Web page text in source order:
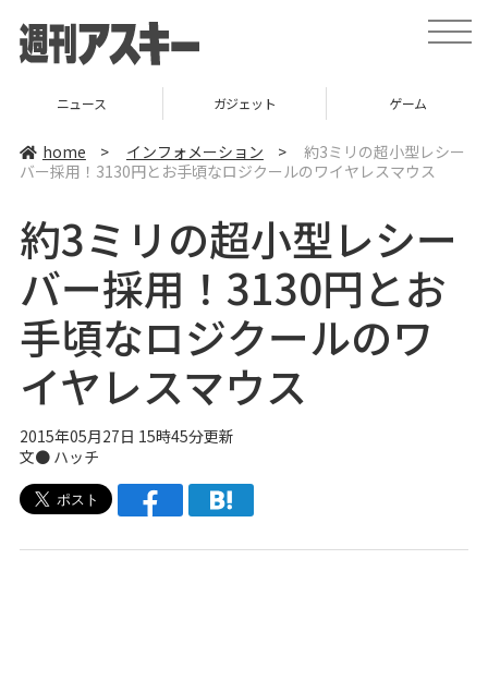
t
o
v
i
ニュース ガジェット ゲーム
home > インフォメーション >
約3ミリの超小型レシー
バー採用！3130円とお手頃なロジクールのワイヤレスマウス
約3ミリの超小型レシー
バー採用！3130円とお
手頃なロジクールのワ
イヤレスマウス
2015年05月27日 15時45分更新
文● ハッチ